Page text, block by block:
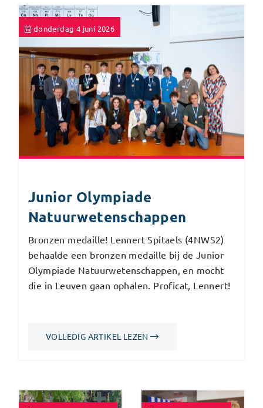
donderdag 4 juni 2026
Junior Olympiade
Natuurwetenschappen
Bronzen medaille! Lennert Spitaels (4NWS2)
behaalde een bronzen medaille bij de Junior
Olympiade Natuurwetenschappen, en mocht
die in Leuven gaan ophalen. Proficat, Lennert!
VOLLEDIG ARTIKEL LEZEN